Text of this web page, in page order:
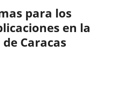
para los
en la
Caracas